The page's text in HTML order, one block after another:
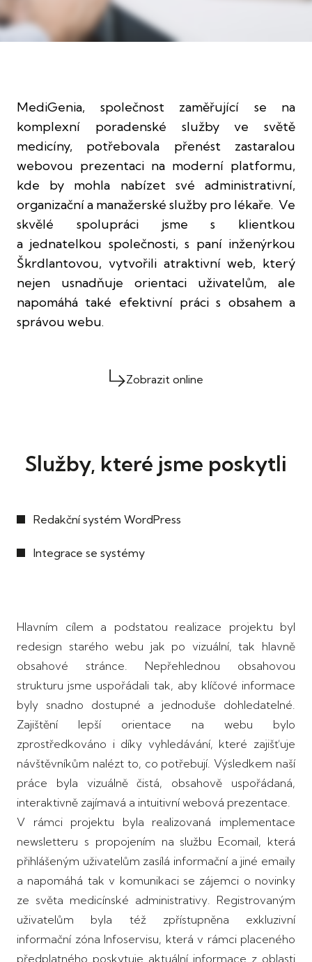
MediGenia, společnost zaměřující se na
komplexní poradenské služby ve světě
medicíny, potřebovala přenést zastaralou
webovou prezentaci na moderní platformu,
kde by mohla nabízet své administrativní,
organizační a manažerské služby pro lékaře. Ve
skvělé spolupráci jsme s klientkou
a jednatelkou společnosti, s paní inženýrkou
Škrdlantovou, vytvořili atraktivní web, který
nejen usnadňuje orientaci uživatelům, ale
napomáhá také efektivní práci s obsahem a
správou webu.
Zobrazit online
Služby, které jsme poskytli
Redakční systém WordPress
Integrace se systémy
Hlavním cílem a podstatou realizace projektu byl
redesign starého webu jak po vizuální, tak hlavně
obsahové stránce. Nepřehlednou obsahovou
strukturu jsme uspořádali tak, aby klíčové informace
byly snadno dostupné a jednoduše dohledatelné.
Zajištění lepší orientace na webu bylo
zprostředkováno i díky vyhledávání, které zajišťuje
návštěvníkům nalézt to, co potřebují. Výsledkem naší
práce byla vizuálně čistá, obsahově uspořádaná,
interaktivně zajímavá a intuitivní webová prezentace.
V rámci projektu byla realizovaná implementace
newsletteru s propojením na službu Ecomail, která
přihlášeným uživatelům zasílá informační a jiné emaily
a napomáhá tak v komunikaci se zájemci o novinky
ze světa medicínské administrativy. Registrovaným
uživatelům byla též zpřístupněna exkluzivní
informační zóna Infoservisu, která v rámci placeného
předplatného poskytuje aktuální informace z oblasti